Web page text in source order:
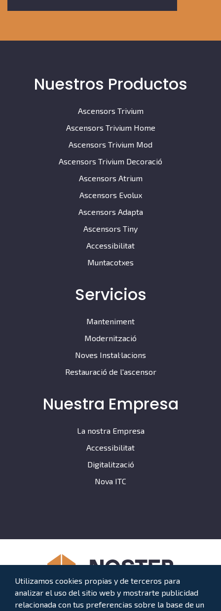
Nuestros Productos
Ascensors Trivium
Ascensors Trivium Home
Ascensors Trivium Mod
Ascensors Trivium Decoració
Ascensors Atrium
Ascensors Evolux
Ascensors Adapta
Ascensors Tiny
Accessibilitat
Muntacotxes
Servicios
Manteniment
Modernització
Noves Instal·lacions
Restauració de l'ascensor
Nuestra Empresa
La nostra Empresa
Accessibilitat
Digitalització
Nova ITC
AVARIES
Utilizamos cookies propias y de terceros para
analizar el uso del sitio web y mostrarte publicidad
relacionada con tus preferencias sobre la base de un